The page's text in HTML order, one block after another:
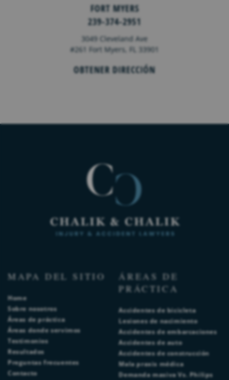
FORT MYERS
239-374-2951
3049 Cleveland Ave
#261 Fort Myers, FL 33901
OBTENER DIRECCIÓN
MAPA DEL SITIO
Home
Sobre nosotros
Áreas de práctica
Áreas donde servimos
Testimonios
Resultados
Preguntas frecuentes
Contacto
ÁREAS DE
PRÁCTICA
Accidentes de bicicleta
Lesiones de nacimiento
Accidentes de embarcaciones
Accidentes de auto
Accidentes de construcción
Mala praxis médica
Demanda masiva Vs. Philips